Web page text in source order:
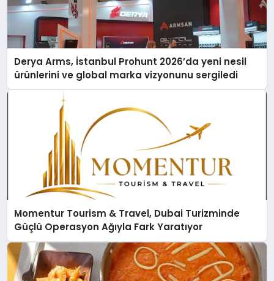
Derya Arms, İstanbul Prohunt 2026’da yeni nesil
ürünlerini ve global marka vizyonunu sergiledi
Momentur Tourism & Travel, Dubai Turizminde
Güçlü Operasyon Ağıyla Fark Yaratıyor